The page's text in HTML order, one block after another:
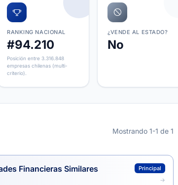
RANKING NACIONAL
#94.210
Posición entre 3.316.848
empresas chilenas (multi-
criterio).
¿VENDE AL ESTADO?
No
Mostrando 1-1 de 1
Financieras Similares Principal